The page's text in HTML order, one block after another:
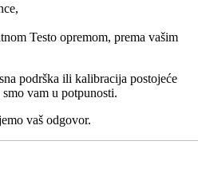
Testo opremom, prema vašim
podrška ili kalibracija postojeće
vam u potpunosti.
vaš odgovor.